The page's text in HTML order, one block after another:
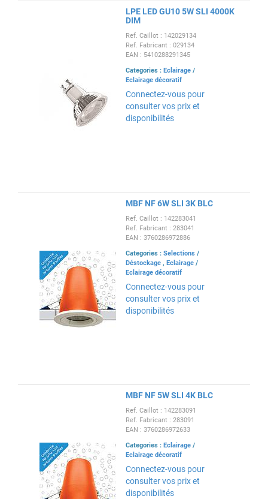
LPE LED GU10 5W SLI 4000K
DIM
Ref. Caillot : 142029134
Ref. Fabricant : 029134
EAN : 5410288291345
Categories : Eclairage /
Eclairage décoratif
Connectez-vous pour
consulter vos prix et
disponibilités
MBF NF 6W SLI 3K BLC
Ref. Caillot : 142283041
Ref. Fabricant : 283041
EAN : 3760286972886
Categories : Selections /
Déstockage , Eclairage /
Eclairage décoratif
Connectez-vous pour
consulter vos prix et
disponibilités
MBF NF 5W SLI 4K BLC
Ref. Caillot : 142283091
Ref. Fabricant : 283091
EAN : 3760286972633
Categories : Eclairage /
Eclairage décoratif
Connectez-vous pour
consulter vos prix et
disponibilités